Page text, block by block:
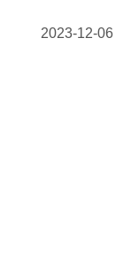
2023-12-06